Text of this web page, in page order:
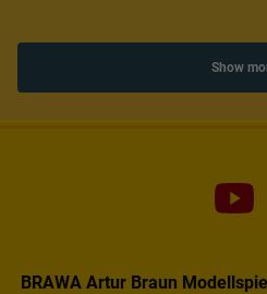
Show
BRAWA Artur Braun